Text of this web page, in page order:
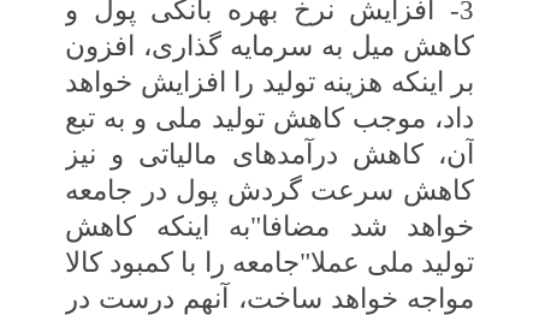
3- افزایش نرخ بهره بانکی پول و
کاهش میل به‏ سرمایه‏ گذاری، افزون
بر اینکه هزینه تولید را افزایش خواهد
داد، موجب کاهش تولید ملی و به تبع
آن، کاهش درآمدهای مالیاتی و نیز
کاهش‏ سرعت گردش پول در جامعه
خواهد شد مضافا"به اینکه کاهش
تولید ملی عملا"جامعه را با کمبود کالا
مواجه خواهد ساخت، آنهم درست در